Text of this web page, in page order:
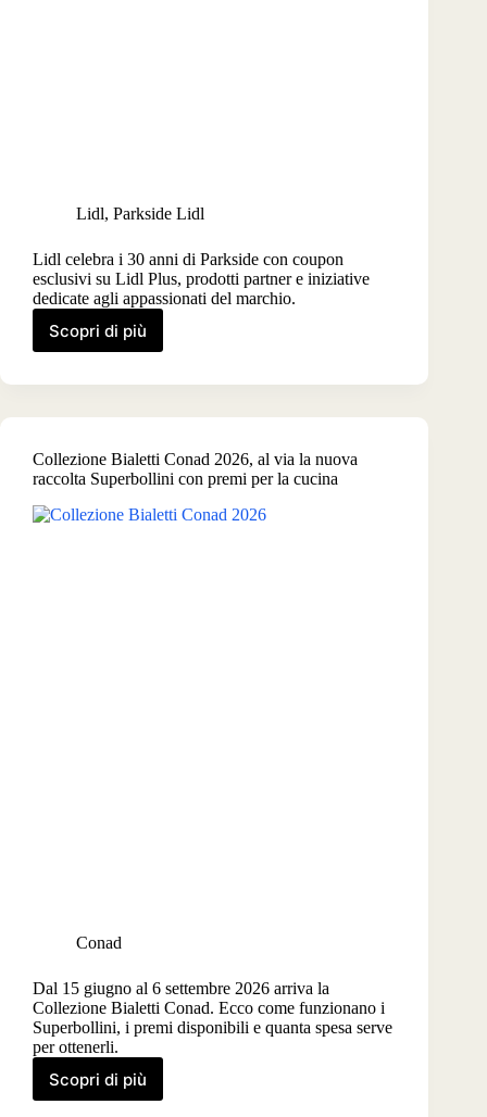
Lidl, Parkside Lidl
Lidl celebra i 30 anni di Parkside con coupon
esclusivi su Lidl Plus, prodotti partner e iniziative
dedicate agli appassionati del marchio.
Scopri di più
Parkside
anni,
festeggia
coupon
speciali
e
iniziative
Collezione Bialetti Conad 2026, al via la nuova
raccolta Superbollini con premi per la cucina
Conad
Dal 15 giugno al 6 settembre 2026 arriva la
Collezione Bialetti Conad. Ecco come funzionano i
Superbollini, i premi disponibili e quanta spesa serve
per ottenerli.
Scopri di più
Collezione